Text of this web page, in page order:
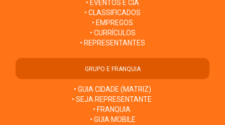
• EVENTOS E CIA
• CLASSIFICADOS
• EMPREGOS
• CURRÍCULOS
• REPRESENTANTES
GRUPO E FRANQUIA
• GUIA CIDADE (MATRIZ)
• SEJA REPRESENTANTE
• FRANQUIA
• GUIA MOBILE